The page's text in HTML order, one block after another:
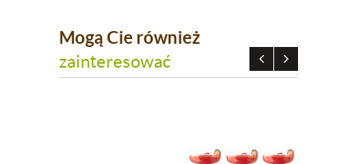
Mogą Cie również
zainteresować